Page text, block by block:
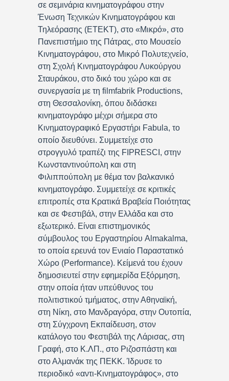
σε σεμινάρια κινηματογράφου στην
Ένωση Τεχνικών Κινηματογράφου και
Τηλεόρασης (ΕΤΕΚΤ), στο «Μικρό», στο
Πανεπιστήμιο της Πάτρας, στο Μουσείο
Κινηματογράφου, στο Μικρό Πολυτεχνείο,
στη Σχολή Κινηματογράφου Λυκούργου
Σταυράκου, στο δικό του χώρο και σε
συνεργασία με τη filmfabrik Productions,
στη Θεσσαλονίκη, όπου διδάσκει
κινηματογράφο μέχρι σήμερα στο
Κινηματογραφικό Εργαστήρι Fabula, το
οποίο διευθύνει. Συμμετείχε στο
στρογγυλό τραπέζι της FIPRESCI, στην
Κωνσταντινούπολη και στη
Φιλιππούπολη με θέμα τον βαλκανικό
κινηματογράφο. Συμμετείχε σε κριτικές
επιτροπές στα Κρατικά Βραβεία Ποιότητας
και σε Φεστιβάλ, στην Ελλάδα και στο
εξωτερικό. Είναι επιστημονικός
σύμβουλος του Εργαστηρίου Almakalma,
το οποία ερευνά τον Ενιαίο Παραστατικό
Χώρο (Performance). Κείμενά του έχουν
δημοσιευτεί στην εφημερίδα Εξόρμηση,
στην οποία ήταν υπεύθυνος του
πολιτιστικού τμήματος, στην Αθηναϊκή,
στη Νίκη, στο Μανδραγόρα, στην Ουτοπία,
στη Σύγχρονη Εκπαίδευση, στον
κατάλογο του Φεστιβάλ της Λάρισας, στη
Γραφή, στο Κ.ΛΠ., στο Ριζοσπάστη και
στο Αλμανάκ της ΠΕΚΚ. Ίδρυσε το
περιοδικό «αντι-Κινηματογράφος», στο